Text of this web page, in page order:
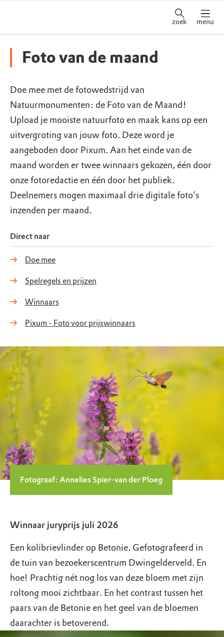
zoek menu
Foto van de maand
Doe mee met de fotowedstrijd van
Natuurmonumenten: de Foto van de Maand!
Upload je mooiste natuurfoto en maak kans op een
uitvergroting van jouw foto. Deze word je
aangeboden door Pixum. Aan het einde van de
maand worden er twee winnaars gekozen, één door
onze fotoredactie en één door het publiek.
Deelnemers mogen maximaal drie digitale foto’s
inzenden per maand.
Direct naar
Doe mee
Spelregels en prijzen
Winnaars
Pixum - Foto voor prijswinnaars
Fotograaf: Annelies Spier-van der Ploeg
Winnaar juryprijs juli 2026
Een kolibrievlinder op Betonie. Gefotografeerd in
de tuin van bezoekerscentrum Dwingelderveld. En
hoe! Prachtig nét nog los van deze bloem met zijn
roltong mooi zichtbaar. En het contrast tussen het
paars van de Betonie en het geel van de bloemen
daarachter is betoverend.